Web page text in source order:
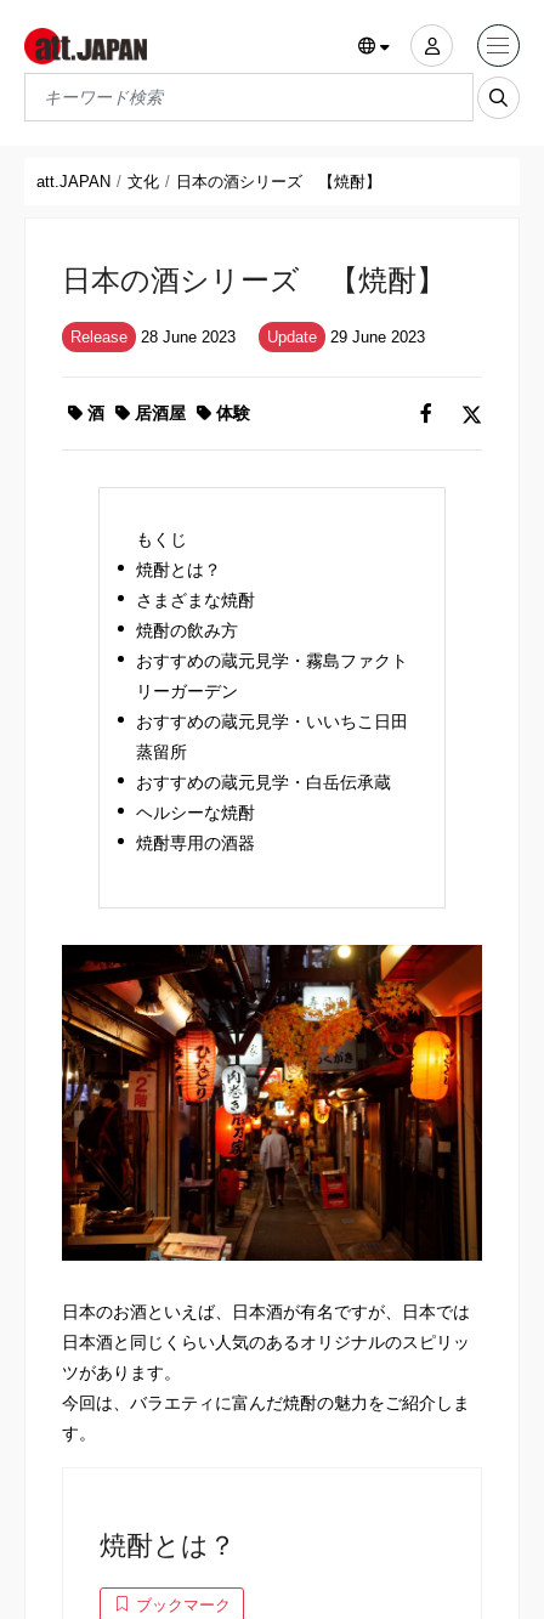
Translations title cont
att.JAPAN 文化 日本の酒シリーズ 【焼酎】
日本の酒シリーズ 【焼酎】
Release 28 June 2023 Update 29 June 2023
酒 居酒屋 体験
もくじ
焼酎とは？
さまざまな焼酎
焼酎の飲み方
おすすめの蔵元見学・霧島ファクト
リーガーデン
おすすめの蔵元見学・いいちこ日田
蒸留所
おすすめの蔵元見学・白岳伝承蔵
ヘルシーな焼酎
焼酎専用の酒器
日本のお酒といえば、日本酒が有名ですが、日本では
日本酒と同じくらい人気のあるオリジナルのスピリッ
ツがあります。
今回は、バラエティに富んだ焼酎の魅力をご紹介しま
す。
焼酎とは？
ブックマーク